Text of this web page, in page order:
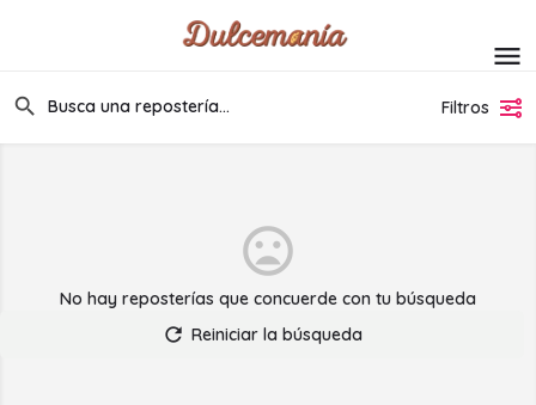
Filtros
No hay reposterías que concuerde con tu búsqueda
Reiniciar la búsqueda